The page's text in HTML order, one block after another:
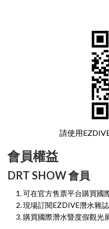
請使用
會員權益
DRT SHOW 會員
可在官方售票平台購買國
現場訂閱EZDIVE潛水雜誌
購買國際潛水暨度假觀光